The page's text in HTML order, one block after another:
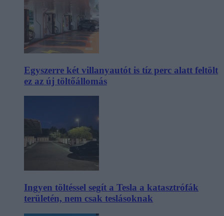
Egyszerre két villanyautót is tíz perc alatt feltölt
ez az új töltőállomás
Ingyen töltéssel segít a Tesla a katasztrófák
területén, nem csak teslásoknak